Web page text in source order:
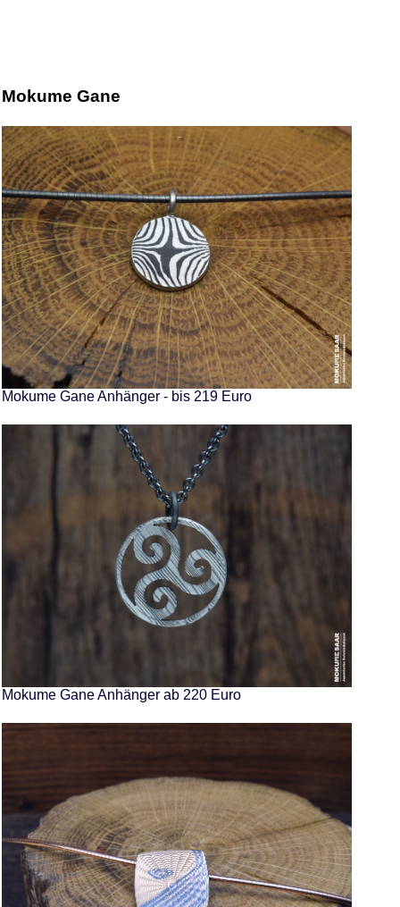
Mokume Gane
Mokume Gane Anhänger - bis 219 Euro
Mokume Gane Anhänger ab 220 Euro